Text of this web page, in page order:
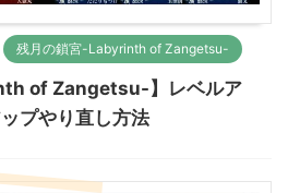
残月の鎖宮-Labyrinth of Zangetsu-
of Zangetsu-】レベルア
プやり直し方法